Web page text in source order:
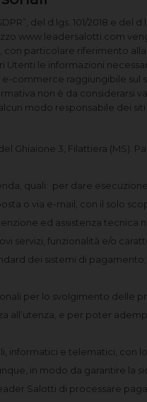
del d.lgs. 101/2018 e del
www.leadersalotti.com
particolare riferimento
le informazioni
commerce raggiungibile
non è da considerarsi
modo responsabile dei
Ghiaione 3, Filattiera (MS).
quali: per dare
o via e-mail, con il solo
ed assistenza tecnica
servizi, funzionalità e/o
dei sistemi di
per lo svolgimento delle
all’utenza, e per poter
informatici e telematici, con
in modo da garantire la
Salotti di processare